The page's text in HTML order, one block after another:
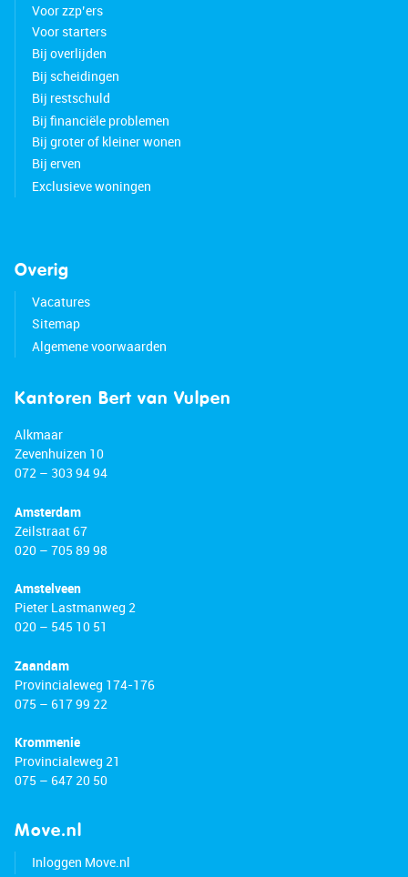
Voor zzp’ers
Voor starters
Bij overlijden
Bij scheidingen
Bij restschuld
Bij financiële problemen
Bij groter of kleiner wonen
Bij erven
Exclusieve woningen
Overig
Vacatures
Sitemap
Algemene voorwaarden
Kantoren Bert van Vulpen
Alkmaar
Zevenhuizen 10
072 – 303 94 94
Amsterdam
Zeilstraat 67
020 – 705 89 98
Amstelveen
Pieter Lastmanweg 2
020 – 545 10 51
Zaandam
Provincialeweg 174-176
075 – 617 99 22
Krommenie
Provincialeweg 21
075 – 647 20 50
Move.nl
Inloggen Move.nl